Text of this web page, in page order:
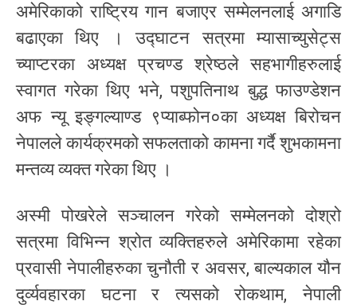
अमेरिकाको राष्ट्रिय गान बजाएर सम्मेलनलाई अगाडि
बढाएका थिए । उद्घाटन सत्रमा म्यासाच्युसेट्स
च्याप्टरका अध्यक्ष प्रचण्ड श्रेष्ठले सहभागीहरुलाई
स्वागत गरेका थिए भने, पशुपतिनाथ बुद्ध फाउण्डेशन
अफ न्यू इङ्गल्याण्ड ९प्याब्फोन०का अध्यक्ष बिरोचन
नेपालले कार्यक्रमको सफलताको कामना गर्दै शुभकामना
मन्तव्य व्यक्त गरेका थिए ।
अस्मी पोखरेले सञ्चालन गरेको सम्मेलनको दोश्रो
सत्रमा विभिन्न श्रोत व्यक्तिहरुले अमेरिकामा रहेका
प्रवासी नेपालीहरुका चुनौती र अवसर, बाल्यकाल यौन
दुर्व्यवहारका घटना र त्यसको रोकथाम, नेपाली